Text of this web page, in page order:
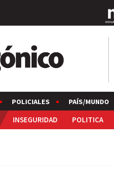
POLICIALES PAÍS/MUNDO
INSEGURIDAD POLITICA